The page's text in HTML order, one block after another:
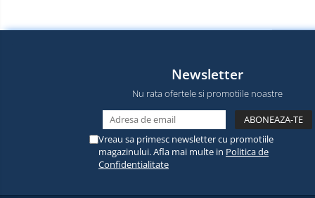
Accesorii Auto
Navigații auto dedicate
Power station - Stații de
energie electrică portabile
Panouri solare portabile
Newsletter
Nu rata ofertele si promotiile noastre
Vreau sa primesc newsletter cu promotiile
magazinului. Afla mai multe in Politica de
Confidentialitate